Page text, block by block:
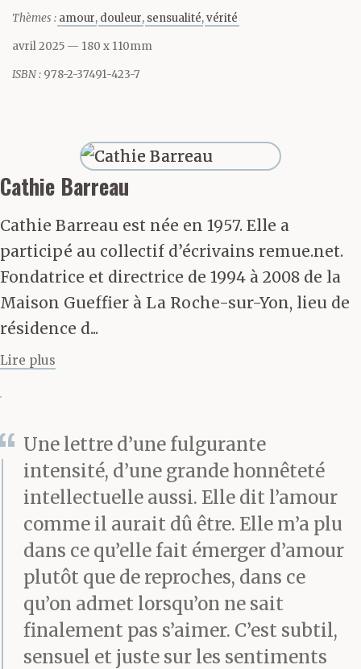
heure même, je ne
savais à quelle tâche me
mettre, j’errais dans la
enfant à l’autre, de la
cheminée du salon à
celle de ma chambre, de
mon miroir à la fenêtre,
ne me sentant ni mère,
ni femme, encore moins
maîtresse d’une maison
cela sans cesse jusqu’à
ce que je me résigne
dans l’obscurité.
Maintenant, je vois la
lumière haute, mais
pour peu de temps. Je
sais le soir qui vient, un
Thèmes : amour douleur sensualité vérité
avril 2025 — 180 x 110mm
ISBN : 978-2-37491-423-7
Cathie Barreau
Cathie Barreau est née en 1957. Elle a
participé au collectif d’écrivains remue.net.
Fondatrice et directrice de 1994 à 2008 de la
Maison Gueffier à La Roche-sur-Yon, lieu de
résidence d...
Lire plus
Une lettre d’une fulgurante
intensité, d’une grande honnêteté
intellectuelle aussi. Elle dit l’amour
comme il aurait dû être. Elle m’a plu
dans ce qu’elle fait émerger d’amour
plutôt que de reproches, dans ce
qu’on admet lorsqu’on ne sait
finalement pas s’aimer. C’est subtil,
sensuel et juste sur les sentiments